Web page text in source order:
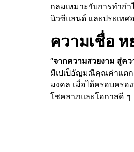
กลมเหมาะกับการทำก
นิวซีแลนด์ และประเทศ
ความเชื่อ ห
“จากความสวยงาม สู่ค
มีเปเป็อัญมณีคุณค่าแตก
มงคล เมื่อได้ครอบครอ
โชคลาภและโอกาสดี ๆ